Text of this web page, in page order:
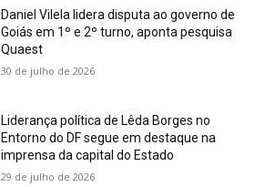
Daniel Vilela lidera disputa ao governo de
Goiás em 1º e 2º turno, aponta pesquisa
Quaest
30 de julho de 2026
Liderança política de Lêda Borges no
Entorno do DF segue em destaque na
imprensa da capital do Estado
29 de julho de 2026